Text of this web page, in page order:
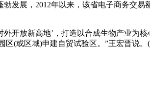
展，2012年以来，该省电子商务交易
放新高地’，打造以合成生物产业为
区(或区域)申建自贸试验区。”王宏晋说。